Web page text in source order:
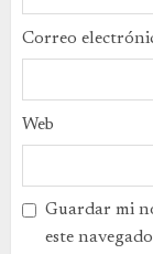
Correo
Web
Guardar mi
este